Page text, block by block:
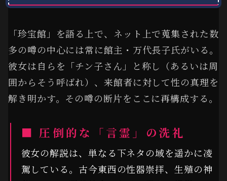
「珍宝館」を語る上で、ネット上で蒐集された数
多の噂の中心には常に館主・万代長子氏がいる。
彼女は自らを「チン子さん」と称し（あるいは周
囲からそう呼ばれ）、来館者に対して性の真理を
解き明かす。その噂の断片をここに再構成する。
■ 圧倒的な「言霊」の洗礼
彼女の解説は、単なる下ネタの域を遥かに凌
駕している。古今東西の性器崇拝、生殖の神